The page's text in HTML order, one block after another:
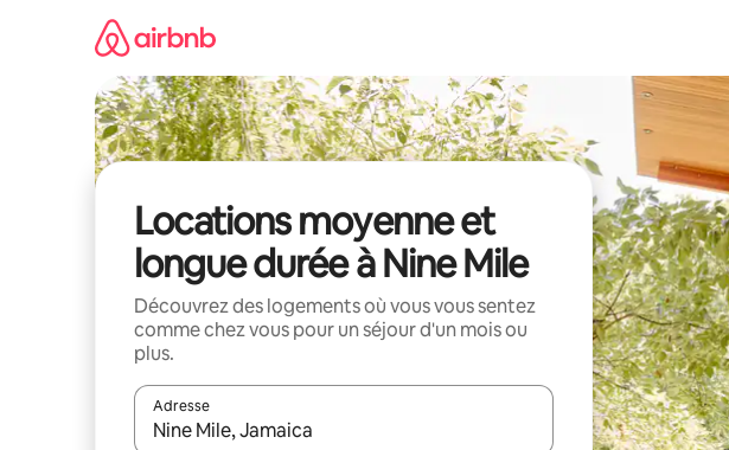
Locations moyenne et
longue durée à Nine Mile
Découvrez des logements où vous vous sentez
comme chez vous pour un séjour d'un mois ou
plus.
Adresse
Lorsque les résultats s'affichent, utilisez les flèches vers le haut et vers le